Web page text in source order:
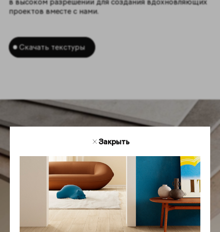
проектов вместе с нами.
Скачать текстуры
Закрыть